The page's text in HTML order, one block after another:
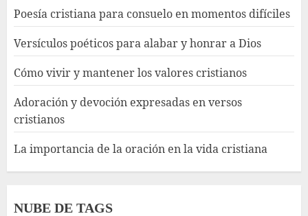
Poesía cristiana para consuelo en momentos difíciles
Versículos poéticos para alabar y honrar a Dios
Cómo vivir y mantener los valores cristianos
Adoración y devoción expresadas en versos
cristianos
La importancia de la oración en la vida cristiana
NUBE DE TAGS